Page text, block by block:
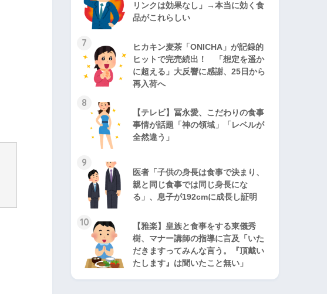
リンクは効果なし」→本当に効く食
品がこれらしい
7
ヒカキン麦茶「ONICHA」が記録的
ヒットで完売続出！ 「想定を遥か
に超える」大反響に感謝、25日から
再入荷へ
8
【テレビ】冨永愛、こだわりの食事
事情が話題「神の領域」「レベルが
全然違う」
9
医者「子供の身長は食事で決まり、
親と同じ食事では同じ身長にな
る」、息子が192cmに成長し証明
10
【雅楽】皇族と食事をする東儀秀
樹、マナー講師の指導に言及「いた
だきますってみんな言う。『頂戴い
たします』は聞いたこと無い」